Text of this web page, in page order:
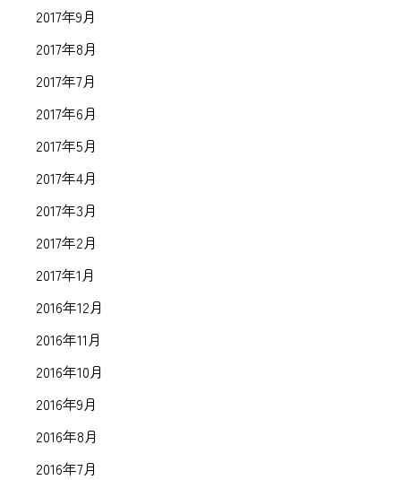
2017年9月
2017年8月
2017年7月
2017年6月
2017年5月
2017年4月
2017年3月
2017年2月
2017年1月
2016年12月
2016年11月
2016年10月
2016年9月
2016年8月
2016年7月